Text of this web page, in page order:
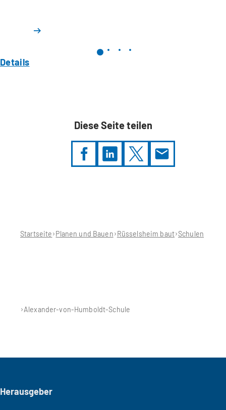
Details
Diese Seite teilen
Startseite Planen und Bauen Rüsselsheim baut Schulen
Alexander-von-Humboldt-Schule
Seitenfuß
Herausgeber